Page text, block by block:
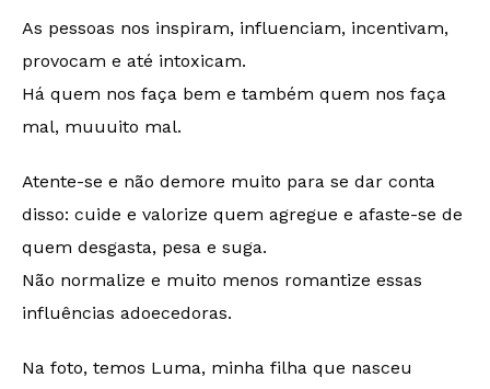
As pessoas nos inspiram, influenciam, incentivam,
provocam e até intoxicam.
Há quem nos faça bem e também quem nos faça
mal, muuuito mal.
Atente-se e não demore muito para se dar conta
disso: cuide e valorize quem agregue e afaste-se de
quem desgasta, pesa e suga.
Não normalize e muito menos romantize essas
influências adoecedoras.
Na foto, temos Luma, minha filha que nasceu